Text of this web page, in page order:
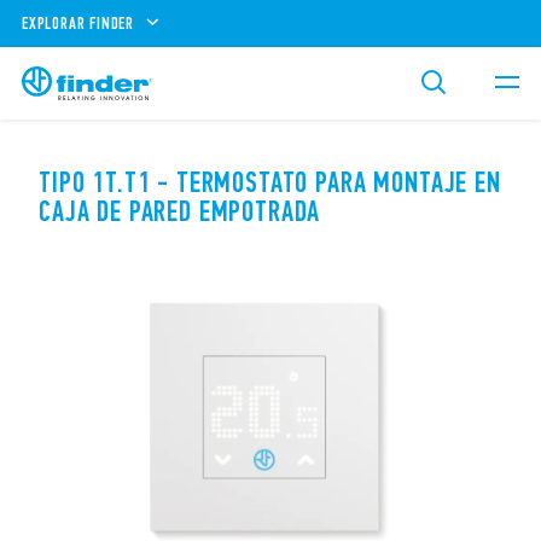
EXPLORAR FINDER
TIPO 1T.T1 - TERMOSTATO PARA MONTAJE EN
CAJA DE PARED EMPOTRADA